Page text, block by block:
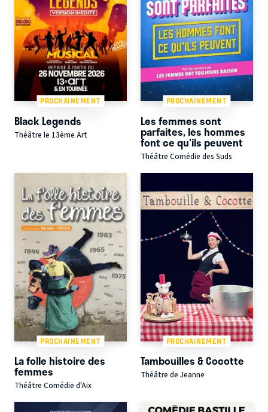
PROCHAINEMENT
Black Legends
Théâtre le 13ème Art
PROCHAINEMENT
Les femmes sont
parfaites, les hommes
font ce qu'ils peuvent
Théâtre Comédie des Suds
PROCHAINEMENT
La folle histoire des
femmes
Théâtre Comédie d'Aix
PROCHAINEMENT
Tambouilles & Cocotte
Théâtre de Jeanne